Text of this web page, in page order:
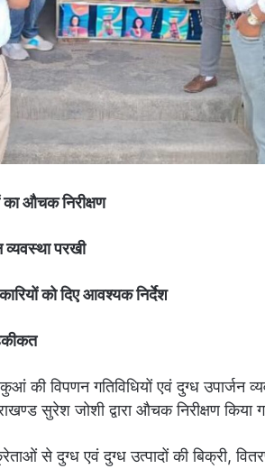
औचक निरीक्षण
व्यवस्था परखी
को दिए आवश्यक निर्देश
की विपणन गतिविधियों एवं दुग्ध उपार्जन
सुरेश जोशी द्वारा औचक निरीक्षण किया
से दुग्ध एवं दुग्ध उत्पादों की बिक्री,